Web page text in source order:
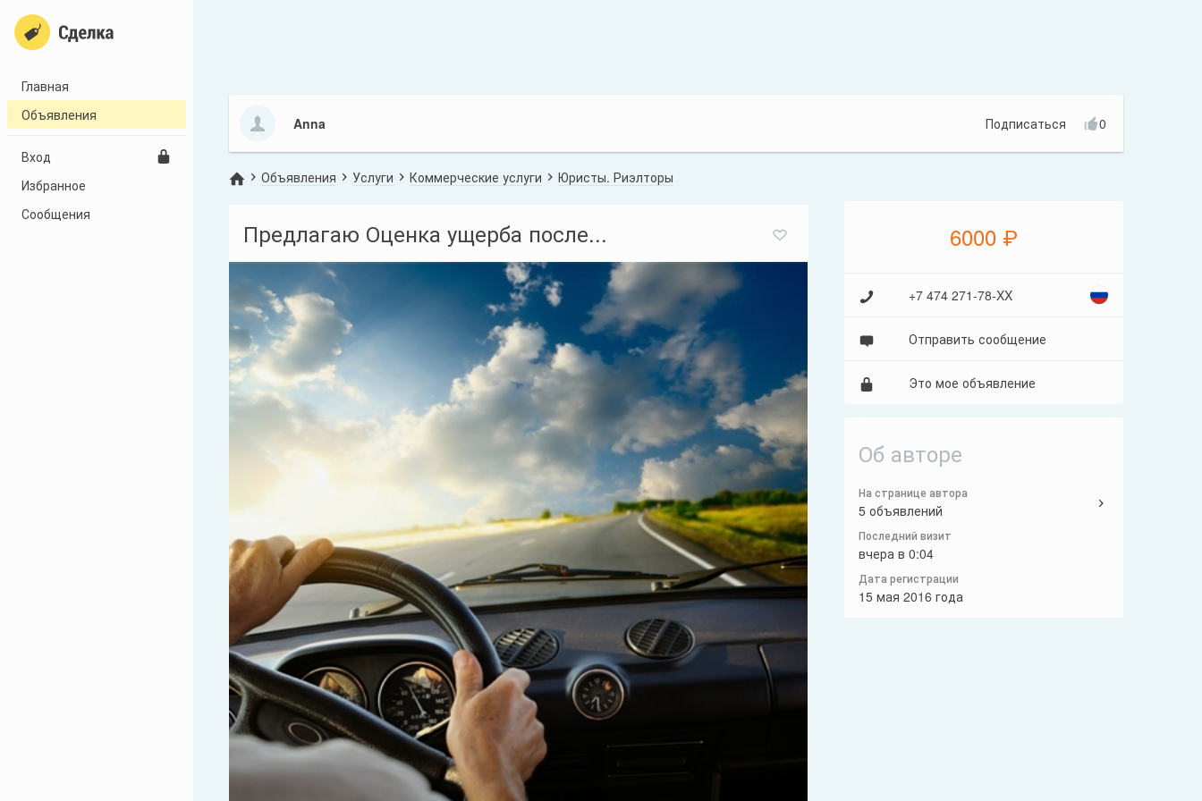
Главная
Объявления
Вход
Избранное
Сообщения
Anna Подписаться 0
Объявления Услуги Коммерческие услуги Юристы. Риэлторы
Предлагаю Оценка ущерба после... 6000 ₽
+7 474 271-78-XX
Отправить сообщение
Это мое объявление
Об авторе
На странице автора
5 объявлений
Последний визит
вчера в 0:04
Дата регистрации
15 мая 2016 года